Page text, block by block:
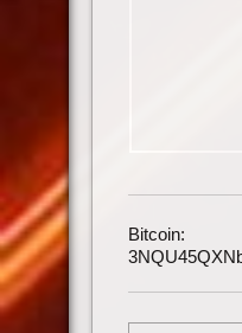
Bitcoin: